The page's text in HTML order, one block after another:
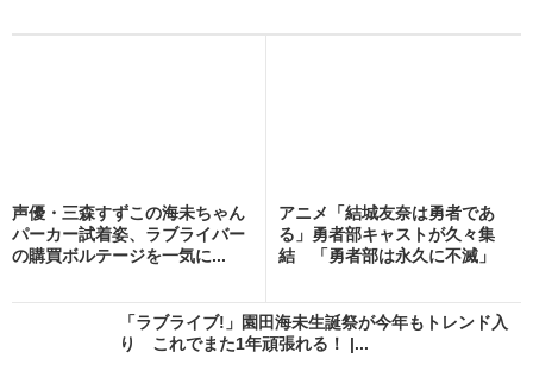
声優・三森すずこの海未ちゃん
パーカー試着姿、ラブライバー
の購買ボルテージを一気に...
アニメ「結城友奈は勇者であ
る」勇者部キャストが久々集
結 「勇者部は永久に不滅」
「ラブライブ!」園田海未生誕祭が今年もトレンド入
り これでまた1年頑張れる！ |...